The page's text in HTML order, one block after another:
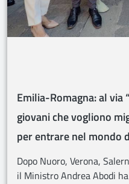
Emilia-Romagna: al via
giovani che vogliono
per entrare nel mondo
Dopo Nuoro, Verona,
il Ministro Andrea Abodi